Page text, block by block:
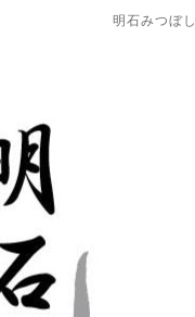
明石みつぼし